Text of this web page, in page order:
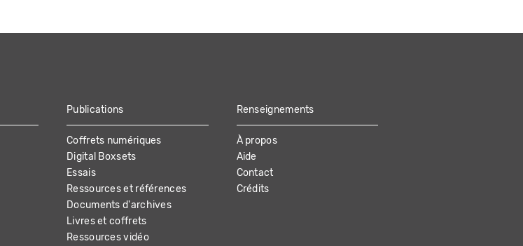
Publications
Coffrets numériques
Digital Boxsets
Essais
Ressources et références
Documents d'archives
Livres et coffrets
Ressources vidéo
Renseignements
À propos
Aide
Contact
Crédits